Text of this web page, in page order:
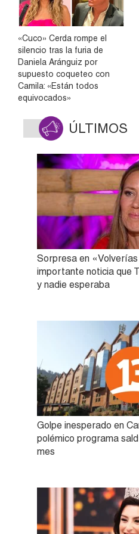
«Cuco» Cerda rompe el
silencio tras la furia de
Daniela Aránguiz por
supuesto coqueteo con
Camila: «Están todos
equivocados»
ÚLTIMOS
Sorpresa en
importante noticia que
y nadie esperaba
Golpe inesperado en
polémico programa
mes